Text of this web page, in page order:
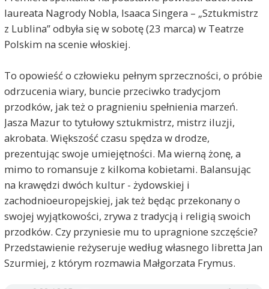
laureata Nagrody Nobla, Isaaca Singera – „Sztukmistrz
z Lublina” odbyła się w sobotę (23 marca) w Teatrze
Polskim na scenie włoskiej.
To opowieść o człowieku pełnym sprzeczności, o próbie
odrzucenia wiary, buncie przeciwko tradycjom
przodków, jak też o pragnieniu spełnienia marzeń.
Jasza Mazur to tytułowy sztukmistrz, mistrz iluzji,
akrobata. Większość czasu spędza w drodze,
prezentując swoje umiejętności. Ma wierną żonę, a
mimo to romansuje z kilkoma kobietami. Balansując
na krawędzi dwóch kultur - żydowskiej i
zachodnioeuropejskiej, jak też będąc przekonany o
swojej wyjątkowości, zrywa z tradycją i religią swoich
przodków. Czy przyniesie mu to upragnione szczęście?
Przedstawienie reżyseruje według własnego libretta Jan
Szurmiej, z którym rozmawia Małgorzata Frymus.